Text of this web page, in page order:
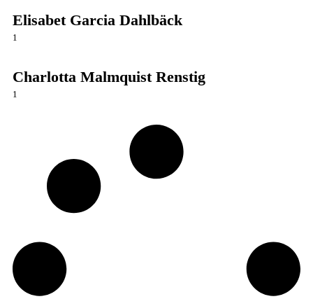
Elisabet Garcia Dahlbäck
1
Charlotta Malmquist Renstig
1